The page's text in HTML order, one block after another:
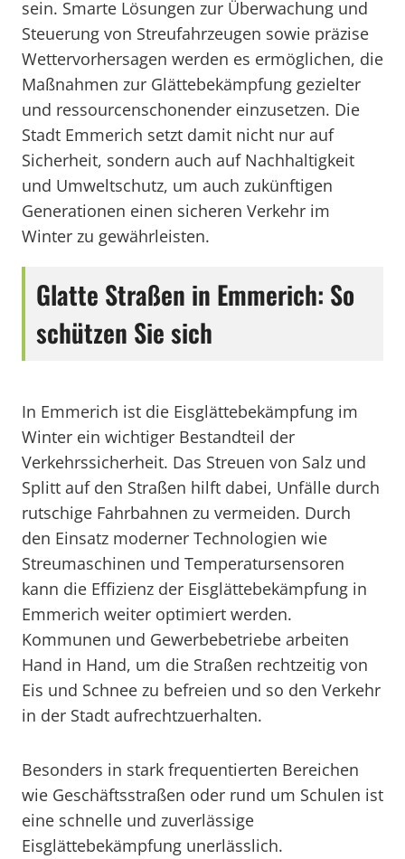
sein. Smarte Lösungen zur Überwachung und
Steuerung von Streufahrzeugen sowie präzise
Wettervorhersagen werden es ermöglichen, die
Maßnahmen zur Glättebekämpfung gezielter
und ressourcenschonender einzusetzen. Die
Stadt Emmerich setzt damit nicht nur auf
Sicherheit, sondern auch auf Nachhaltigkeit
und Umweltschutz, um auch zukünftigen
Generationen einen sicheren Verkehr im
Winter zu gewährleisten.
Glatte Straßen in Emmerich: So
schützen Sie sich
In Emmerich ist die Eisglättebekämpfung im
Winter ein wichtiger Bestandteil der
Verkehrssicherheit. Das Streuen von Salz und
Splitt auf den Straßen hilft dabei, Unfälle durch
rutschige Fahrbahnen zu vermeiden. Durch
den Einsatz moderner Technologien wie
Streumaschinen und Temperatursensoren
kann die Effizienz der Eisglättebekämpfung in
Emmerich weiter optimiert werden.
Kommunen und Gewerbebetriebe arbeiten
Hand in Hand, um die Straßen rechtzeitig von
Eis und Schnee zu befreien und so den Verkehr
in der Stadt aufrechtzuerhalten.
Besonders in stark frequentierten Bereichen
wie Geschäftsstraßen oder rund um Schulen ist
eine schnelle und zuverlässige
Eisglättebekämpfung unerlässlich.